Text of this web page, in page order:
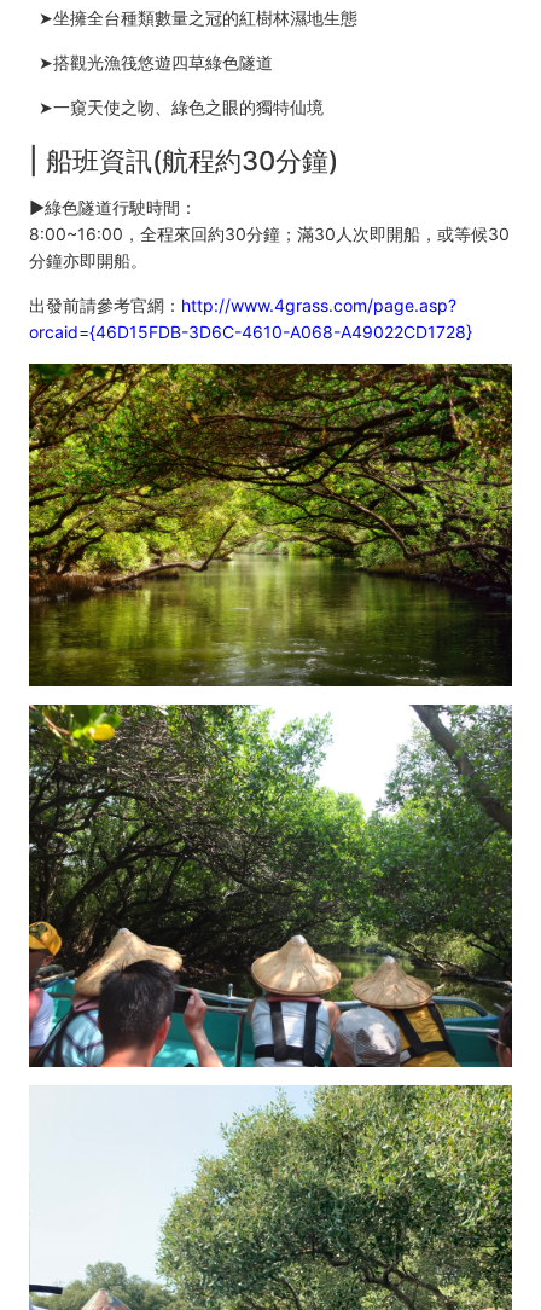
➤坐擁全台種類數量之冠的紅樹林濕地生態
➤搭觀光漁筏悠遊四草綠色隧道
➤一窺天使之吻、綠色之眼的獨特仙境
| 船班資訊(航程約30分鐘)
►綠色隧道行駛時間：
8:00~16:00，全程來回約30分鐘；滿30人次即開船，或等候30
分鐘亦即開船。
出發前請參考官網： http://www.4grass.com/page.asp?
orcaid={46D15FDB-3D6C-4610-A068-A49022CD1728}